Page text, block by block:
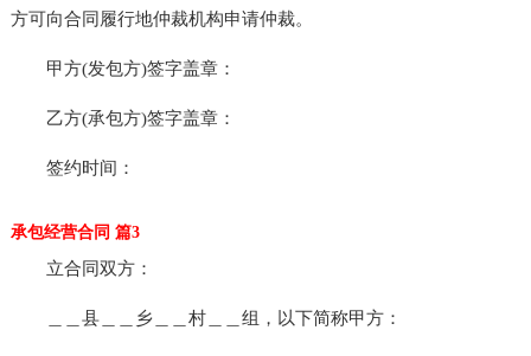
方可向合同履行地仲裁机构申请仲裁。
甲方(发包方)签字盖章：
乙方(承包方)签字盖章：
签约时间：
承包经营合同 篇3
立合同双方：
＿＿县＿＿乡＿＿村＿＿组，以下简称甲方：